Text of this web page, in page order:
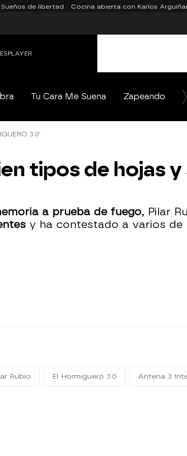
Sueños de libertad Cocina abierta con Karlos
Tu Cara Me Suena Zapeando
3.0'
tipos de hojas
a prueba de fuego, Pilar
y ha contestado a varios de
Rubio El Hormiguero 3.0 Antena 3